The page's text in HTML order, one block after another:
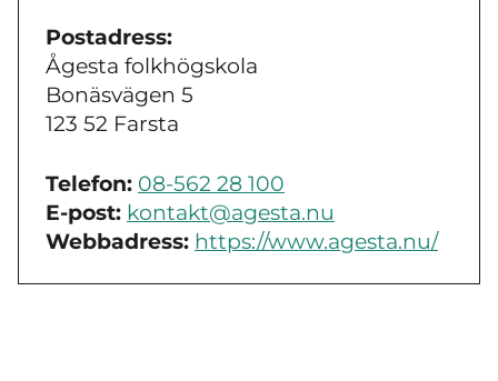
Postadress:
Ågesta folkhögskola
Bonäsvägen 5
123 52 Farsta
Telefon: 08-562 28 100
E-post: kontakt@agesta.nu
Webbadress: https://www.agesta.nu/